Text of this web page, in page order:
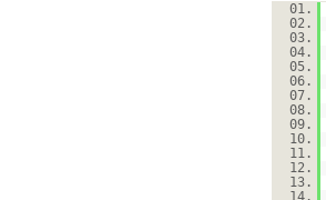
01.
02.
03.
04.
05.
06.
07.
08.
09.
10.
11.
12.
13.
14.